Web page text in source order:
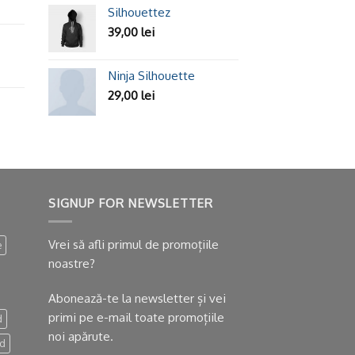
Silhouettez
39,00 lei
Ninja Silhouette
29,00 lei
SIGNUP FOR NEWSLETTER
Vrei să afli primul de promoțiile
noastre?
Abonează-te la newsletter și vei
primi pe e-mail toate promoțiile
noi apărute.